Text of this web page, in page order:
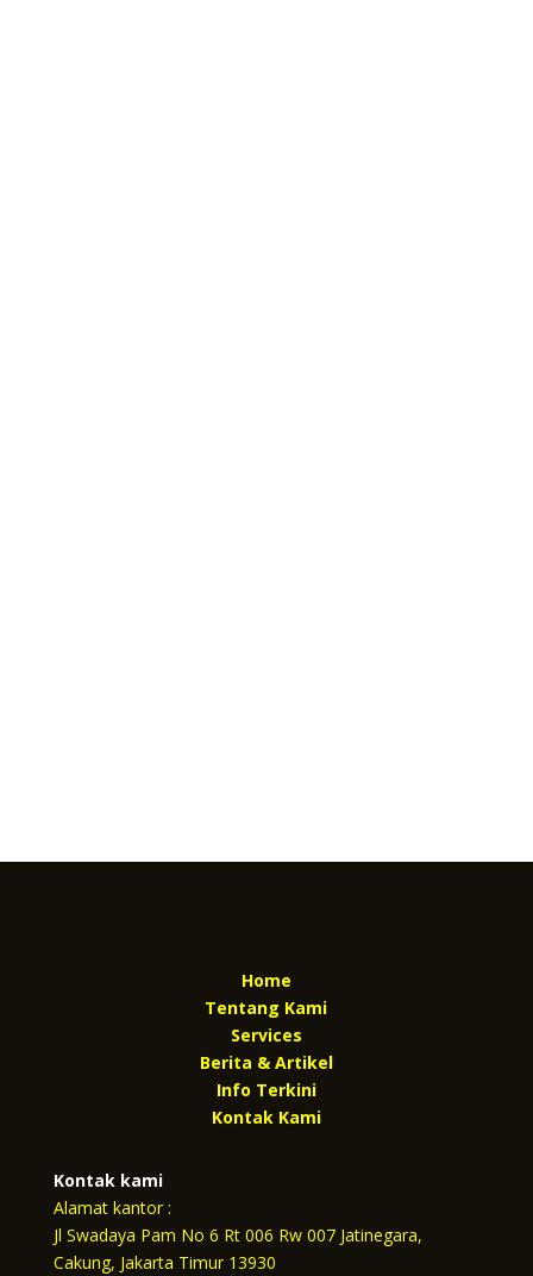
Home
Tentang Kami
Services
Berita & Artikel
Info Terkini
Kontak Kami
Kontak kami
Alamat kantor :
Jl Swadaya Pam No 6 Rt 006 Rw 007 Jatinegara,
Cakung, Jakarta Timur 13930